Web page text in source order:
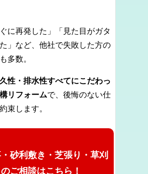
ぐに再発した」「見た目がガタ
」など、他社で失敗した方の
多数。
性・排水性すべてにこだわっ
リフォームで、後悔のない仕
束します。
砂利敷き・芝張り・草刈
のご相談はこちら！